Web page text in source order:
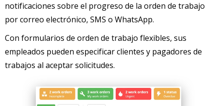
notificaciones sobre el progreso de la orden de trabajo
por correo electrónico, SMS o WhatsApp.
Con formularios de orden de trabajo flexibles, sus
empleados pueden especificar clientes y pagadores de
trabajos al aceptar solicitudes.